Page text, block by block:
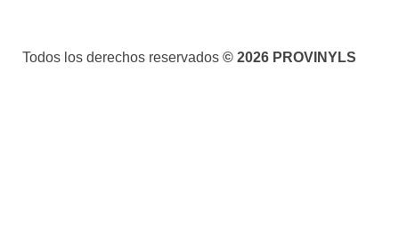
Todos los derechos reservados © 2026 PROVINYLS